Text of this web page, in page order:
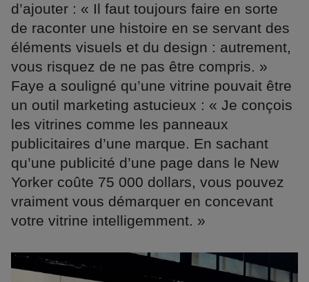
d’ajouter : « Il faut toujours faire en sorte
de raconter une histoire en se servant des
éléments visuels et du design : autrement,
vous risquez de ne pas être compris. »
Faye a souligné qu’une vitrine pouvait être
un outil marketing astucieux : « Je conçois
les vitrines comme les panneaux
publicitaires d’une marque. En sachant
qu’une publicité d’une page dans le New
Yorker coûte 75 000 dollars, vous pouvez
vraiment vous démarquer en concevant
votre vitrine intelligemment. »